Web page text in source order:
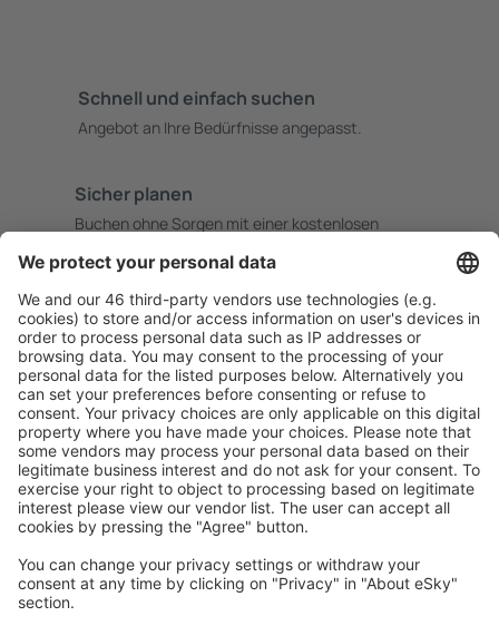
Schnell und einfach suchen
Angebot an Ihre Bedürfnisse angepasst.
Sicher planen
Buchen ohne Sorgen mit einer kostenlosen
Mehr sparen
Attraktive Preise und Spezialangebote für eingeloggte
Benutzer.
Unterkünfte, die Sie mögen
Wählen Sie aus über 1,3 Millionen Unterkünften: Hotels,
Hütten, Apartments und andere.
Hotels in USA - Beliebte Städte